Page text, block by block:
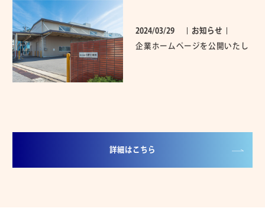
2024/03/29
お知らせ
企業ホームページを公開いたし
詳細はこちら